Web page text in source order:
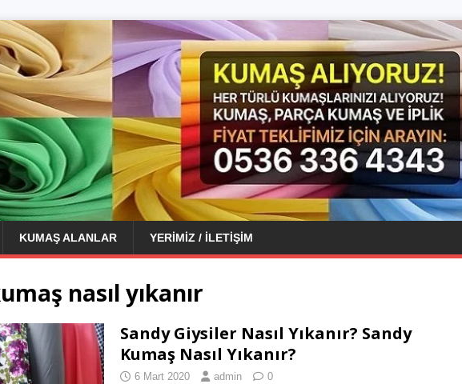
KUMAŞ ALANLAR YERIMIZ / İLETIŞIM
nasıl yıkanır
Sandy Giysiler Nasıl Yıkanır? Sandy
Kumaş Nasıl Yıkanır?
6 Mart 2020 admin 0